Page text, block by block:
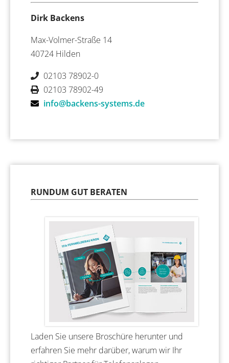
Dirk Backens
Max-Volmer-Straße 14
40724 Hilden
02103 78902-0
02103 78902-49
info@backens-systems.de
RUNDUM GUT BERATEN
Laden Sie unsere Broschüre herunter und
erfahren Sie mehr darüber, warum wir Ihr